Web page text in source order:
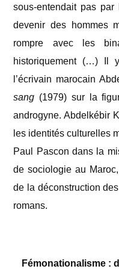
sous-entendait pas
devenir des hommes
rompre avec les
historiquement (…) Il
l’écrivain marocain
sang (1979) sur la
androgyne. Abdelkébir
les identités culturelles
Paul Pascon dans la
de sociologie au
de la déconstruction
romans.
Fémonationalisme :